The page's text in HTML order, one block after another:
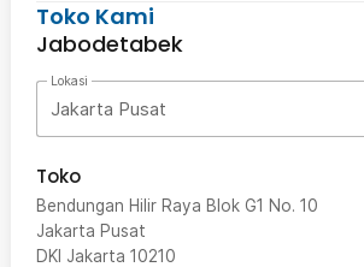
Toko Kami
Jabodetabek
Lokasi
Jakarta Pusat
Toko
Bendungan Hilir Raya Blok G1 No. 10
Jakarta Pusat
DKI Jakarta 10210